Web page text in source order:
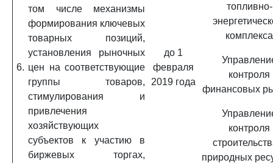
6.
том числе механизмы
формирования ключевых
товарных позиций,
установления рыночных
цен на соответствующие
группы товаров,
стимулирования и
привлечения
хозяйствующих
субъектов к участию в
биржевых торгах,
до 1
февраля
2019 года
топливно-
комплекса
контроля
финансовых
контроля
природных